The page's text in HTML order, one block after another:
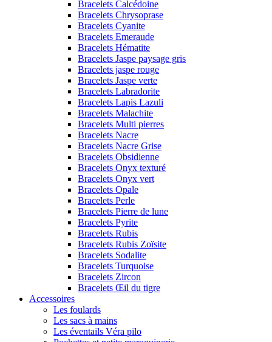
Bracelets Calcédoine
Bracelets Chrysoprase
Bracelets Cyanite
Bracelets Emeraude
Bracelets Hématite
Bracelets Jaspe paysage gris
Bracelets jaspe rouge
Bracelets Jaspe verte
Bracelets Labradorite
Bracelets Lapis Lazuli
Bracelets Malachite
Bracelets Multi pierres
Bracelets Nacre
Bracelets Nacre Grise
Bracelets Obsidienne
Bracelets Onyx texturé
Bracelets Onyx vert
Bracelets Opale
Bracelets Perle
Bracelets Pierre de lune
Bracelets Pyrite
Bracelets Rubis
Bracelets Rubis Zoïsite
Bracelets Sodalite
Bracelets Turquoise
Bracelets Zircon
Bracelets Œil du tigre
Accessoires
Les foulards
Les sacs à mains
Les éventails Véra pilo